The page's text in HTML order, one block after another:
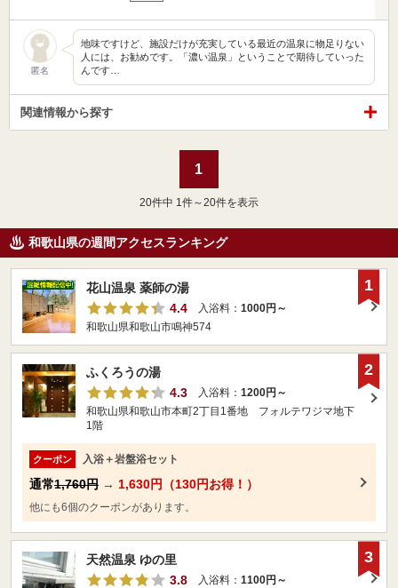
匿名
地味ですけど、施設だけが充実している最近の温泉に物足りない
人には、お勧めです。「濃い温泉」ということで期待していった
んです…
関連情報から探す
1
20件中 1件～20件を表示
和歌山県の週間アクセスランキング
花山温泉 薬師の湯
4.4
入浴料： 1000円～
和歌山県和歌山市鳴神574
1
ふくろうの湯
4.3
入浴料： 1200円～
和歌山県和歌山市本町2丁目1番地 フォルテワジマ地下
1階
クーポン 入浴＋岩盤浴セット
通常1,760円 → 1,630円（130円お得！）
他にも6個のクーポンがあります。
2
天然温泉 ゆの里
3.8
入浴料： 1100円～
3